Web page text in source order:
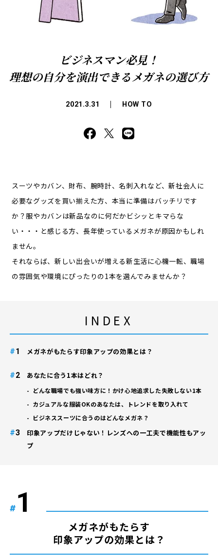
ビジネスマン必見！
理想の自分を演出できるメガネの選び方
2021.3.31 HOW TO
スーツやカバン、財布、腕時計、名刺入れなど、新社会人に
必要なグッズを買い揃えた方、本当に準備はバッチリです
か？服やカバンは新品なのに何だかビシッとキマらな
い・・・と感じる方、長年使っているメガネが原因かもしれ
ません。
それならば、新しい出会いが増える新生活に心機一転、職場
の雰囲気や環境にぴったりの1本を選んでみませんか？
INDEX
# メガネがもたらす印象アップの効果とは？
# あなたに合う1本はどれ？
どんな職場でも強い味方に！かけ心地追求した失敗しない1本
カジュアルな服装OKのあなたは、トレンドを取り入れて
ビジネススーツに合うのはどんなメガネ？
#
印象アップだけじゃない！レンズへの一工夫で機能性もアッ
プ
#
メガネがもたらす
印象アップの効果とは？